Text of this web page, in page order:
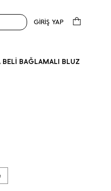
GİRİŞ YAP
BAĞLAMALI BLUZ